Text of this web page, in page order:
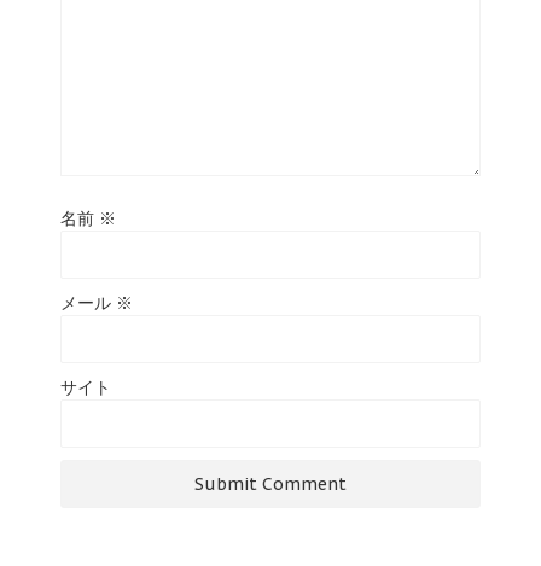
名前 ※
メール ※
サイト